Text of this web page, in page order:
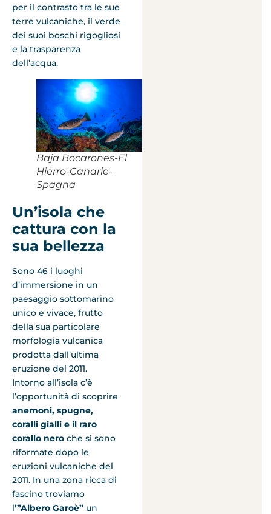
per il contrasto tra le sue
terre vulcaniche, il verde
dei suoi boschi rigogliosi
e la trasparenza
dell’acqua.
Baja Bocarones-El
Hierro-Canarie-
Spagna
Un’isola che
cattura con la
sua bellezza
Sono 46 i luoghi
d’immersione in un
paesaggio sottomarino
unico e vivace, frutto
della sua particolare
morfologia vulcanica
prodotta dall’ultima
eruzione del 2011.
Intorno all’isola c’è
l’opportunità di scoprire
anemoni, spugne,
coralli gialli e il raro
corallo nero che si sono
riformate dopo le
eruzioni vulcaniche del
2011. In una zona ricca di
fascino troviamo
l’”Albero Garoè” un